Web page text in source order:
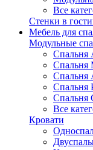
Все
Стенки в
Мебель для
Модульные
Спальня
Спальня
Спальня
Спальня
Спальня
Все
Кровати